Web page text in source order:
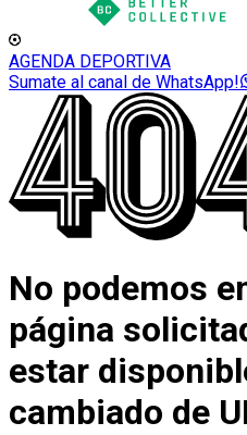
AGENDA DEPORTIVA
Sumate al canal de WhatsApp!
No podemos
página
estar
cambiado de